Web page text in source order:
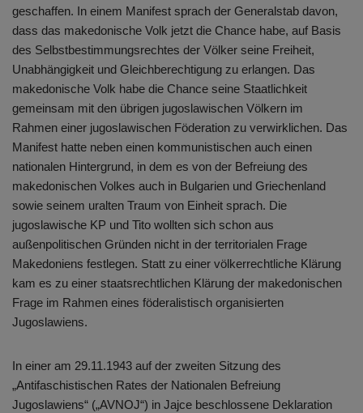
geschaffen. In einem Manifest sprach der Generalstab davon,
dass das makedonische Volk jetzt die Chance habe, auf Basis
des Selbstbestimmungsrechtes der Völker seine Freiheit,
Unabhängigkeit und Gleichberechtigung zu erlangen. Das
makedonische Volk habe die Chance seine Staatlichkeit
gemeinsam mit den übrigen jugoslawischen Völkern im
Rahmen einer jugoslawischen Föderation zu verwirklichen. Das
Manifest hatte neben einen kommunistischen auch einen
nationalen Hintergrund, in dem es von der Befreiung des
makedonischen Volkes auch in Bulgarien und Griechenland
sowie seinem uralten Traum von Einheit sprach. Die
jugoslawische KP und Tito wollten sich schon aus
außenpolitischen Gründen nicht in der territorialen Frage
Makedoniens festlegen. Statt zu einer völkerrechtliche Klärung
kam es zu einer staatsrechtlichen Klärung der makedonischen
Frage im Rahmen eines föderalistisch organisierten
Jugoslawiens.
In einer am 29.11.1943 auf der zweiten Sitzung des
„Antifaschistischen Rates der Nationalen Befreiung
Jugoslawiens“ („AVNOJ“) in Jajce beschlossene Deklaration